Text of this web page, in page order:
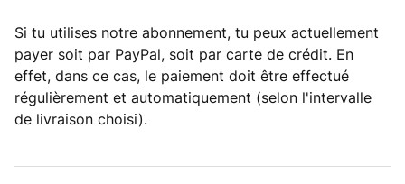
Si tu utilises notre abonnement, tu peux actuellement
payer soit par PayPal, soit par carte de crédit. En
effet, dans ce cas, le paiement doit être effectué
régulièrement et automatiquement (selon l'intervalle
de livraison choisi).